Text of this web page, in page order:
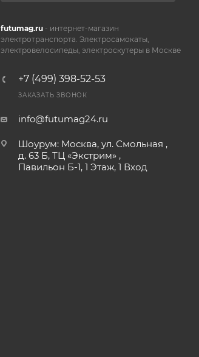
futumag.ru- интернет-магазин
электротранспорта. Электросамокаты,
электровелосипеды, электроскутеры в Москве
+7 (499) 398-52-53
ЗАКАЗАТЬ ЗВОНОК
info@futumag24.ru
Шоурум: Москва, ул. Смольная ,
д. 63 Б, ТЦ «Экстрим» ,
Павильон Б-1, 1 Этаж, 1 Вход